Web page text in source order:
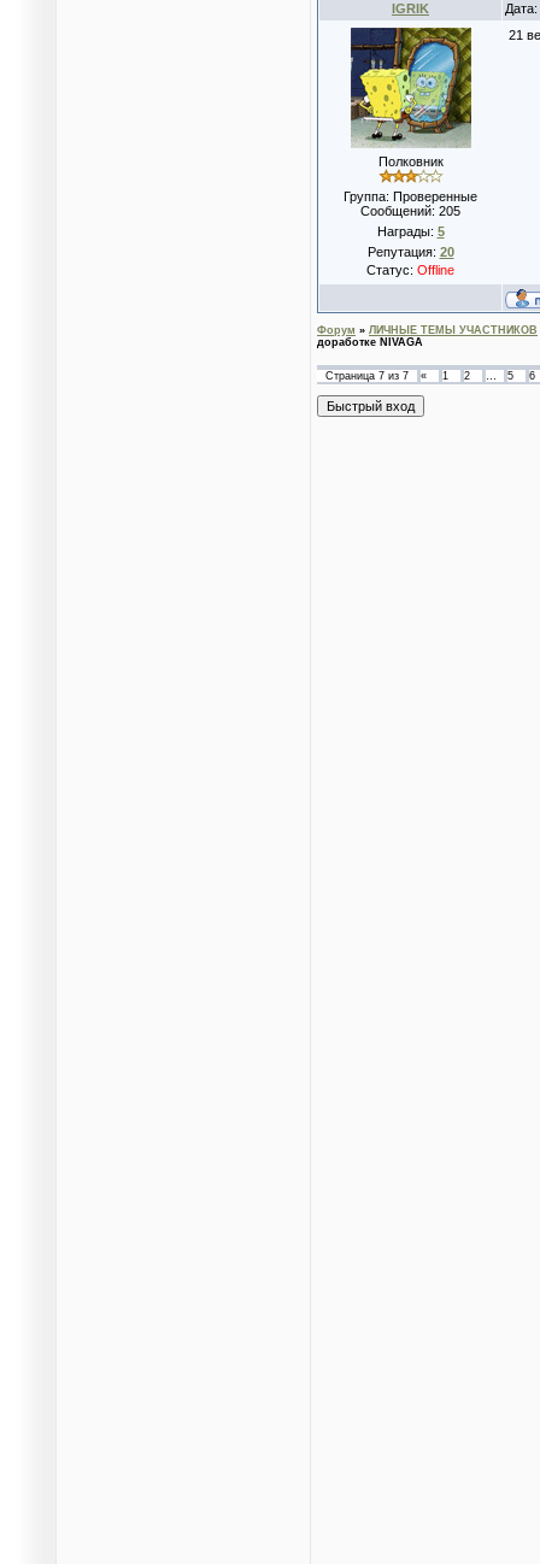
IGRIK
Полковник
Группа: Проверенные
Сообщений: 205
Награды: 5
Репутация: 20
Статус: Offline
21
Форум » ЛИЧНЫЕ ТЕМЫ УЧАСТНИКОВ
доработке NIVAGA
Страница 7 из 7 « 1 2 … 5 6